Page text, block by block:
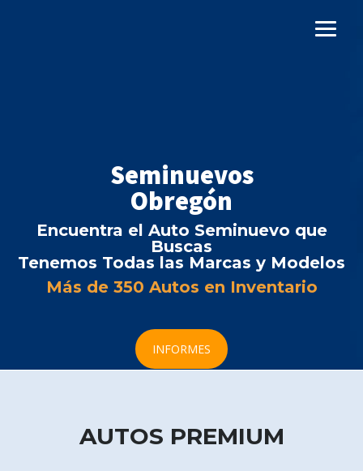
Seminuevos
Obregón
Encuentra el Auto Seminuevo que
Buscas
Tenemos Todas las Marcas y Modelos
Más de 350 Autos en Inventario
INFORMES
AUTOS PREMIUM